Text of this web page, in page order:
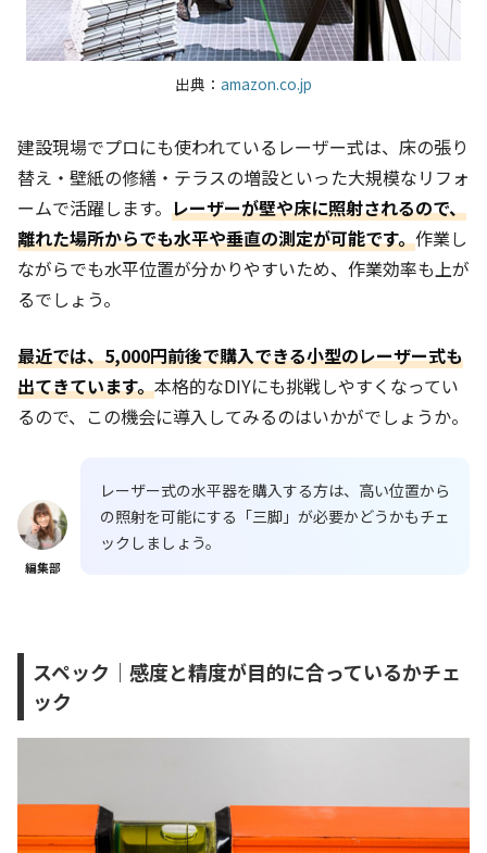
出典： amazon.co.jp
建設現場でプロにも使われているレーザー式は、床の張り
替え・壁紙の修繕・テラスの増設といった大規模なリフォ
ームで活躍します。 レーザーが壁や床に照射されるので、
離れた場所からでも水平や垂直の測定が可能です。作業し
ながらでも水平位置が分かりやすいため、作業効率も上が
るでしょう。
最近では、5,000円前後で購入できる小型のレーザー式も
出てきています。本格的なDIYにも挑戦しやすくなってい
るので、この機会に導入してみるのはいかがでしょうか。
編集部
レーザー式の水平器を購入する方は、高い位置から
の照射を可能にする「三脚」が必要かどうかもチェ
ックしましょう。
スペック｜感度と精度が目的に合っているかチェ
ック